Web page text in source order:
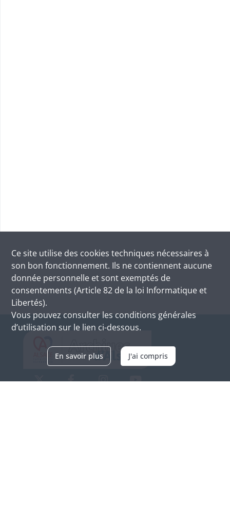
Ce site utilise des cookies techniques nécessaires à
son bon fonctionnement. Ils ne contiennent aucune
donnée personnelle et sont exemptés de
consentements (Article 82 de la loi Informatique et
Libertés).
Vous pouvez consulter les conditions générales
d’utilisation sur le lien ci-dessous.
En savoir plus J'ai compris